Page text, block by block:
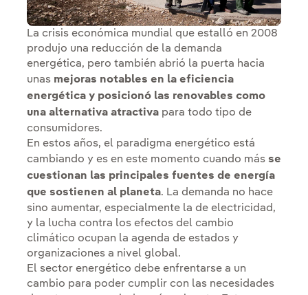
La crisis económica mundial que estalló en 2008
produjo una reducción de la demanda
energética, pero también abrió la puerta hacia
unas mejoras notables en la eficiencia
energética y posicionó las renovables como
una alternativa atractiva para todo tipo de
consumidores.
En estos años, el paradigma energético está
cambiando y es en este momento cuando más se
cuestionan las principales fuentes de energía
que sostienen al planeta. La demanda no hace
sino aumentar, especialmente la de electricidad,
y la lucha contra los efectos del cambio
climático ocupan la agenda de estados y
organizaciones a nivel global.
El sector energético debe enfrentarse a un
cambio para poder cumplir con las necesidades